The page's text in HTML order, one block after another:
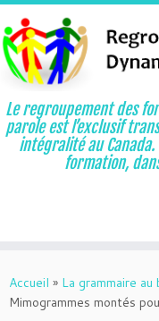
au
contenu
Le regroupement des
parole est l’exclusif
intégralité au
formation,
Accueil » La grammaire
Mimogrammes montés